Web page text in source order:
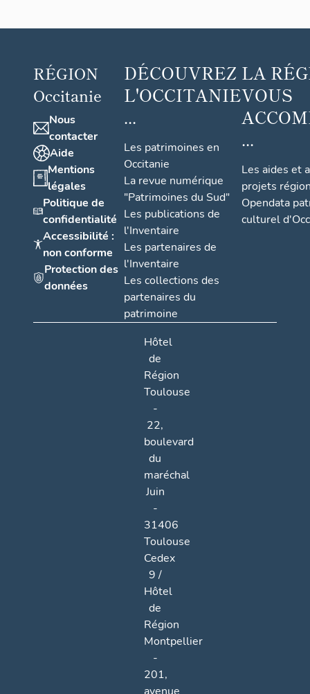
RÉGION
Occitanie
Nous
contacter
Aide
Mentions
légales
Politique de
confidentialité
Accessibilité :
non conforme
Protection des
données
DÉCOUVREZ
L'OCCITANIE
...
Les patrimoines en
Occitanie
La revue numérique
"Patrimoines du Sud"
Les publications de
l'Inventaire
Les partenaires de
l'Inventaire
Les collections des
partenaires du
patrimoine
LA
VOUS
...
Les aides et
projets
Opendata
culturel
Hôtel
de
Région
Toulouse
-
22,
boulevard
du
maréchal
Juin
-
31406
Toulouse
Cedex
9 /
Hôtel
de
Région
Montpellier
-
201,